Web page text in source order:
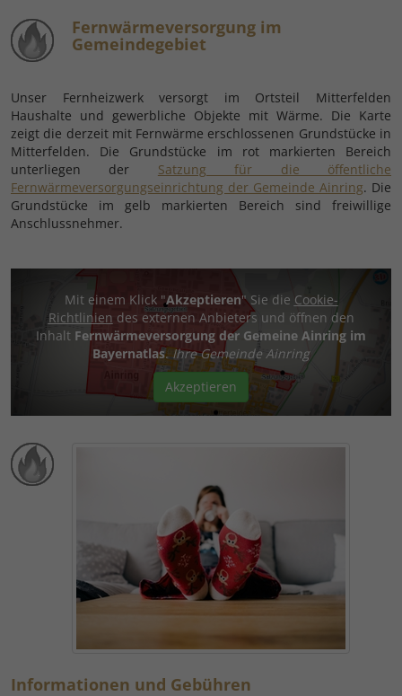
Fernwärmeversorgung im
Gemeindegebiet
Unser Fernheizwerk versorgt im Ortsteil Mitterfelden
Haushalte und gewerbliche Objekte mit Wärme. Die Karte
zeigt die derzeit mit Fernwärme erschlossenen Grundstücke in
Mitterfelden. Die Grundstücke im rot markierten Bereich
unterliegen der Satzung für die öffentliche
Fernwärmeversorgungseinrichtung der Gemeinde Ainring. Die
Grundstücke im gelb markierten Bereich sind freiwillige
Anschlussnehmer.
Mit einem Klick "Akzeptieren" Sie die Cookie-
Richtlinien des externen Anbieters und öffnen den
Inhalt Fernwärmeversorgung der Gemeine Ainring im
Bayernatlas.Ihre Gemeinde Ainring
Akzeptieren
Informationen und Gebühren